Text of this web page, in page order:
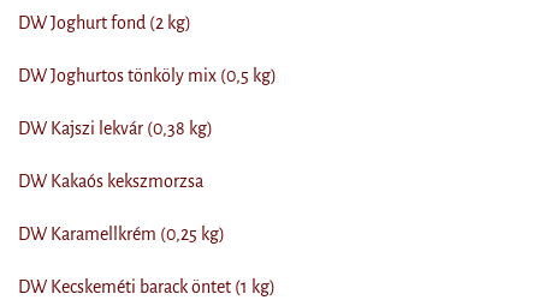
DW Joghurt fond (2 kg)
DW Joghurtos tönköly mix (0,5 kg)
DW Kajszi lekvár (0,38 kg)
DW Kakaós kekszmorzsa
DW Karamellkrém (0,25 kg)
DW Kecskeméti barack öntet (1 kg)